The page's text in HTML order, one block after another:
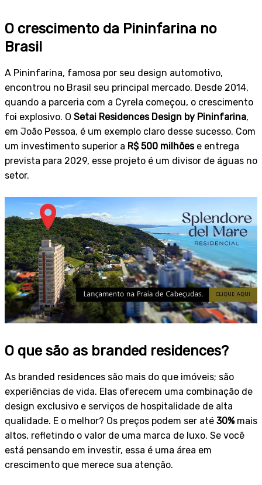
O crescimento da Pininfarina no
Brasil
A Pininfarina, famosa por seu design automotivo,
encontrou no Brasil seu principal mercado. Desde 2014,
quando a parceria com a Cyrela começou, o crescimento
foi explosivo. O Setai Residences Design by Pininfarina,
em João Pessoa, é um exemplo claro desse sucesso. Com
um investimento superior a R$ 500 milhõese entrega
prevista para 2029, esse projeto é um divisor de águas no
setor.
O que são as branded residences?
As branded residences são mais do que imóveis; são
experiências de vida. Elas oferecem uma combinação de
design exclusivo e serviços de hospitalidade de alta
qualidade. E o melhor? Os preços podem ser até 30%mais
altos, refletindo o valor de uma marca de luxo. Se você
está pensando em investir, essa é uma área em
crescimento que merece sua atenção.